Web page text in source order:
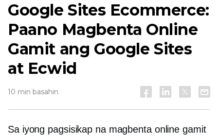
Google Sites Ecommerce:
Paano Magbenta Online
Gamit ang Google Sites
at Ecwid
10 min basahin
Sa iyong pagsisikap na magbenta online gamit